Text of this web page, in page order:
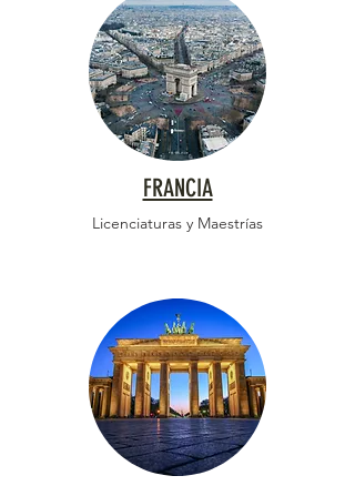
FRANCIA
Licenciaturas y Maestrías